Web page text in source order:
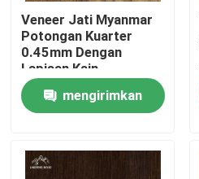
Rumah
Veneer Jati Myanmar
Potongan Kuarter
0.45mm Dengan
Lapisan Kain
mengirimkan